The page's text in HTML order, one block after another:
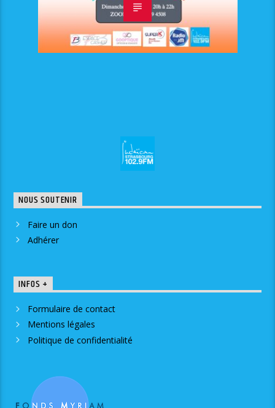
NOUS SOUTENIR
Faire un don
Adhérer
INFOS +
Formulaire de contact
Mentions légales
Politique de confidentialité